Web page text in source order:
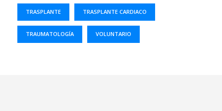
TRASPLANTE TRASPLANTE CARDIACO
TRAUMATOLOGÍA VOLUNTARIO